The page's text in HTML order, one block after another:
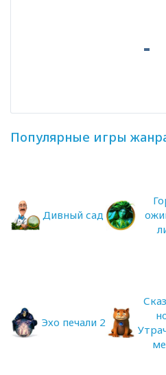
Популярные игры
Дивный сад
Эхо печали 2